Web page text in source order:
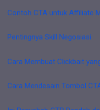
Contoh CTA untuk Affiliate
Pentingnya Skill Negosiasi
Cara Membuat Clickbait
Cara Mendesain Tombol